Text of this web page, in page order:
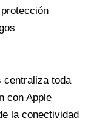
centraliza toda
con Apple
la conectividad